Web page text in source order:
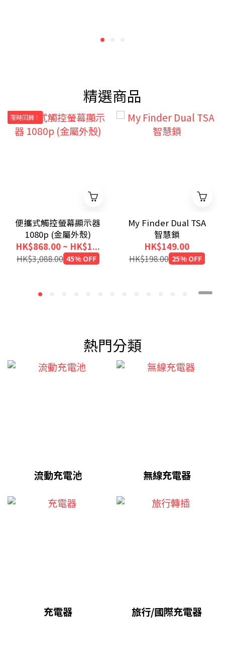
精選商品
限時回歸！
便攜式觸控螢幕顯示器
1080p (金屬外殼)
HK$868.00 ~ HK$1...
HK$3,088.00 45% OFF
My Finder Dual TSA
智慧鎖
HK$149.00
HK$198.00 25% OFF
熱門分類
流動充電池 無線充電器
充電器 旅行/國際充電器